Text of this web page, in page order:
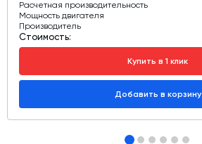
Расчетная производительность
Мощность двигателя
Производитель
Стоимость:
Купить в 1 клик
Добавить в корзину